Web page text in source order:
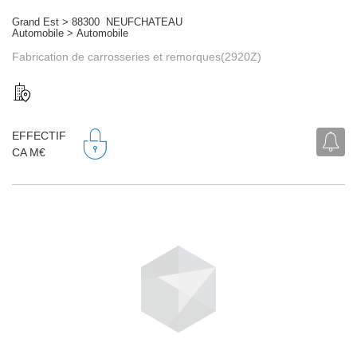
Grand Est > 88300 NEUFCHATEAU
Automobile > Automobile
Fabrication de carrosseries et remorques(2920Z)
EFFECTIF
CA M€